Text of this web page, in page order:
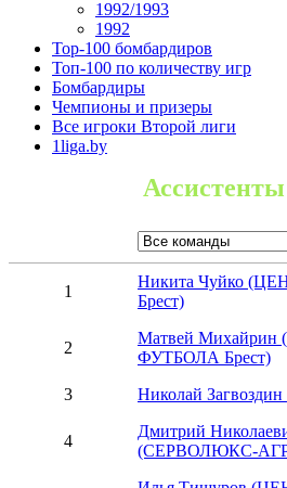
1992/1993
1992
Top-100 бомбардиров
Топ-100 по количеству игр
Бомбардиры
Чемпионы и призеры
Все игроки Второй лиги
1liga.by
1
Никита Чуйко
Брест)
2
Матвей
ФУТБОЛА Брест)
3 Николай
4
Дмитрий
(СЕРВОЛЮКС-